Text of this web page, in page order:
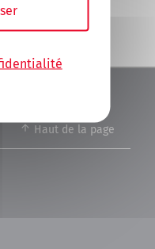
Haut de la page